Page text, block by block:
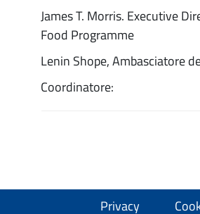
James T. Morris. Executive
Food Programme
Lenin Shope, Ambasciatore
Coordinatore:
Privacy